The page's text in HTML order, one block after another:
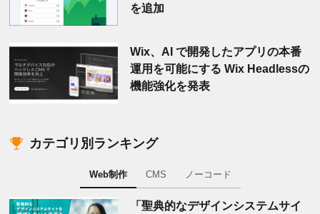
を追加
Wix、AI で開発したアプリの本番
運用を可能にする Wix Headlessの
機能強化を発表
カテゴリ別ランキング
Web制作 CMS ノーコード
「聖典的なデザインシステムサイ